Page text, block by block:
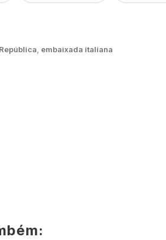
embaixada italiana